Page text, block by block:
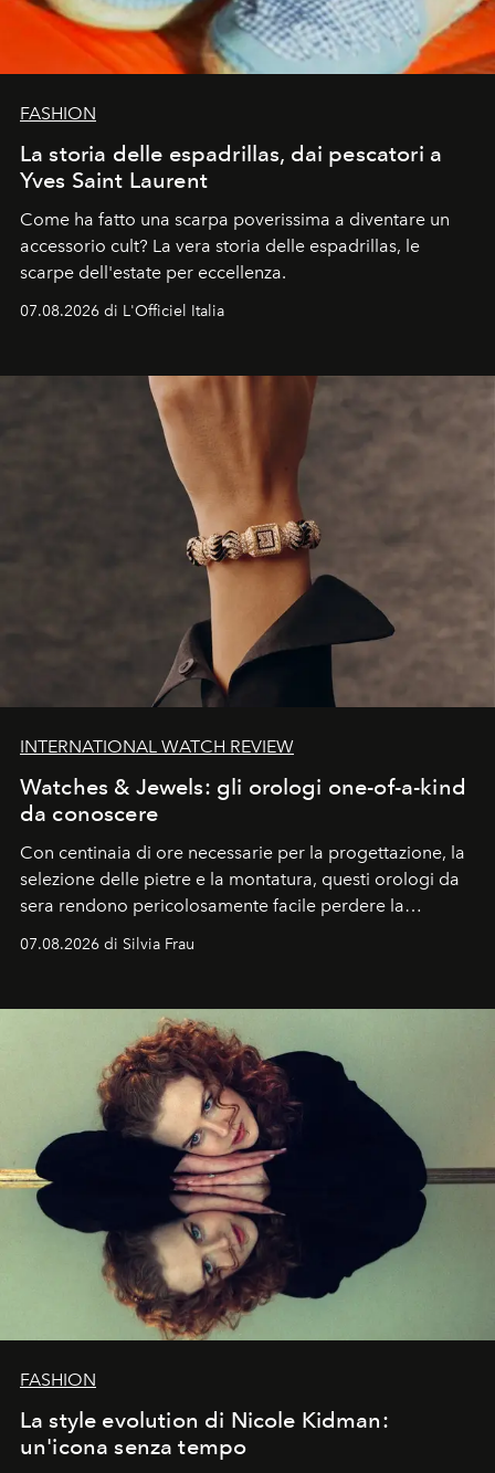
FASHION
La storia delle espadrillas, dai pescatori a
Yves Saint Laurent
Come ha fatto una scarpa poverissima a diventare un
accessorio cult? La vera storia delle espadrillas, le
scarpe dell'estate per eccellenza.
07.08.2026 di L'Officiel Italia
INTERNATIONAL WATCH REVIEW
Watches & Jewels: gli orologi one-of-a-kind
da conoscere
Con centinaia di ore necessarie per la progettazione, la
selezione delle pietre e la montatura, questi orologi da
sera rendono pericolosamente facile perdere la
cognizione del tempo. Ma con quadranti così
07.08.2026 di Silvia Frau
FASHION
La style evolution di Nicole Kidman:
un'icona senza tempo